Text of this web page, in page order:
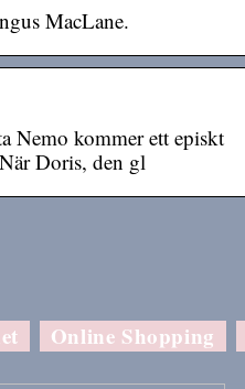
MacLane.
Nemo kommer ett episkt
Doris, den gl
Online Shopping